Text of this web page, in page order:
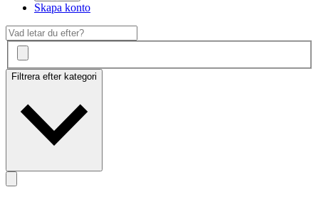
Skapa konto
Filtrera efter kategori